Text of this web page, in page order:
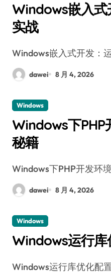
Windows嵌入
实战
Windows嵌入式开发：
dawei 8 月 4, 2026
Windows
Windows下PHP
秘籍
Windows下PHP开发
dawei 8 月 4, 2026
Windows
Windows运行库
Windows运行库优化配